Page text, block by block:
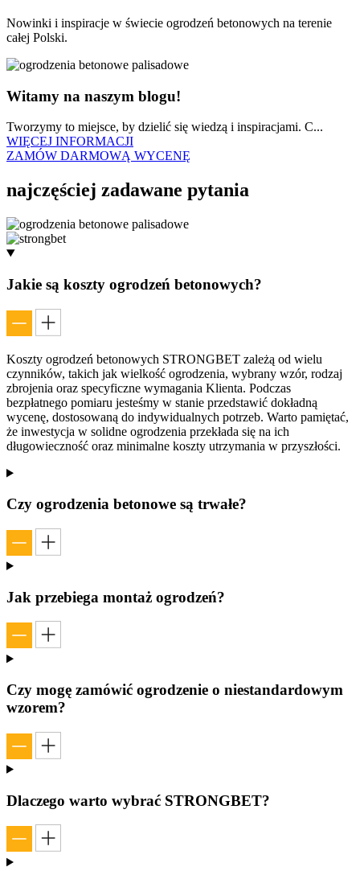
Nowinki i inspiracje w świecie ogrodzeń betonowych na terenie
całej Polski.
Witamy na naszym blogu!
Tworzymy to miejsce, by dzielić się wiedzą i inspiracjami. C...
WIĘCEJ INFORMACJI
ZAMÓW DARMOWĄ WYCENĘ
najczęściej zadawane pytania
Jakie są koszty ogrodzeń betonowych?
Koszty ogrodzeń betonowych STRONGBET zależą od wielu
czynników, takich jak wielkość ogrodzenia, wybrany wzór, rodzaj
zbrojenia oraz specyficzne wymagania Klienta. Podczas
bezpłatnego pomiaru jesteśmy w stanie przedstawić dokładną
wycenę, dostosowaną do indywidualnych potrzeb. Warto pamiętać,
że inwestycja w solidne ogrodzenia przekłada się na ich
długowieczność oraz minimalne koszty utrzymania w przyszłości.
Czy ogrodzenia betonowe są trwałe?
Jak przebiega montaż ogrodzeń?
Czy mogę zamówić ogrodzenie o niestandardowym
wzorem?
Dlaczego warto wybrać STRONGBET?